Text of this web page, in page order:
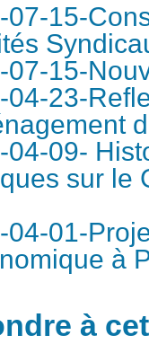
07-15-
07-15-
04-23-
04-09-
sur le
04-01-
à
à